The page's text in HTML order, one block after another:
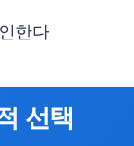
한다
선택